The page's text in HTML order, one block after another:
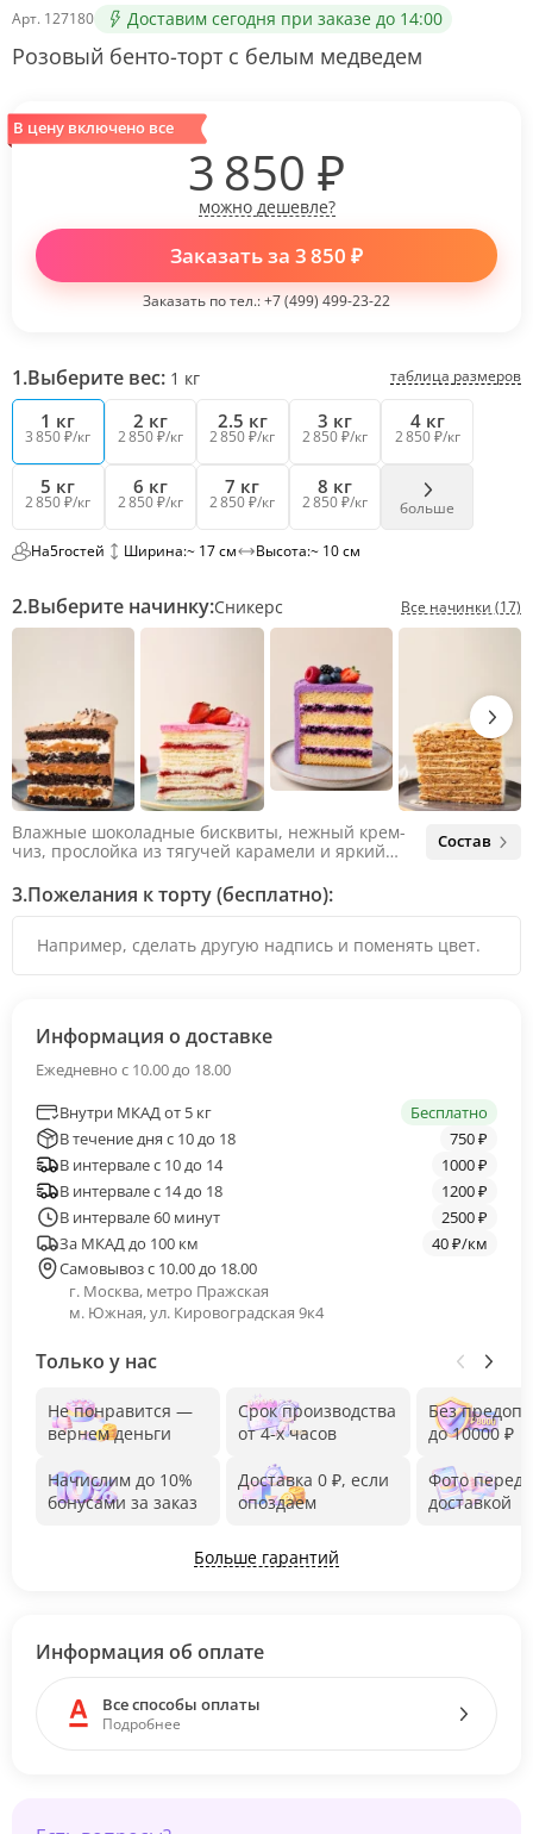
Арт. 127180 Доставим сегодня при заказе до 14:00
Розовый бенто-торт с белым медведем
1.Выберите вес: 1 кг таблица размеров
1 кг
3 850 ₽/кг
2 кг
2 850 ₽/кг
2.5 кг
2 850 ₽/кг
3 кг
2 850 ₽/кг
4 кг
2 850 ₽/кг
5 кг
2 850 ₽/кг
6 кг
2 850 ₽/кг
7 кг
2 850 ₽/кг
8 кг
2 850 ₽/кг больше
На5гостей Ширина:~ 17 см Высота:~ 10 см
2.Выберите начинку:Сникерс Все начинки (17)
Влажные шоколадные бисквиты, нежный крем-
чиз, прослойка из тягучей карамели и яркий
яркий вкус шоколада и тягучей карамели, не
оставляя ни единого шанса остаться
Состав
3.Пожелания к торту (бесплатно):
В цену включено все
3 850 ₽
можно дешевле?
Заказать за 3 850 ₽
Заказать по тел.:+7 (499) 499-23-22
Информация о доставке
Ежедневно с 10.00 до 18.00
Внутри МКАД от 5 кг
Бесплатно
В течение дня с 10 до 18
750 ₽
В интервале с 10 до 14
1000 ₽
В интервале с 14 до 18
1200 ₽
В интервале 60 минут
2500 ₽
За МКАД до 100 км
40 ₽/км
Самовывоз с 10.00 до 18.00
г. Москва, метро Пражская
м. Южная, ул. Кировоградская 9к4
Только у нас
Не понравится —
вернем деньги
Начислим до 10%
бонусами за заказ
Срок производства
от 4-х часов
Доставка 0 ₽, если
опоздаем
Без
до 10000 ₽
Фото перед
доставкой
Больше гарантий
Информация об оплате
Все способы оплаты
Подробнее